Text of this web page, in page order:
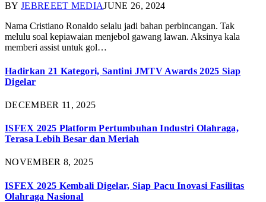
BY JEBREEET MEDIAJUNE 26, 2024
Nama Cristiano Ronaldo selalu jadi bahan perbincangan. Tak
melulu soal kepiawaian menjebol gawang lawan. Aksinya kala
memberi assist untuk gol…
Hadirkan 21 Kategori, Santini JMTV Awards 2025 Siap
Digelar
DECEMBER 11, 2025
ISFEX 2025 Platform Pertumbuhan Industri Olahraga,
Terasa Lebih Besar dan Meriah
NOVEMBER 8, 2025
ISFEX 2025 Kembali Digelar, Siap Pacu Inovasi Fasilitas
Olahraga Nasional